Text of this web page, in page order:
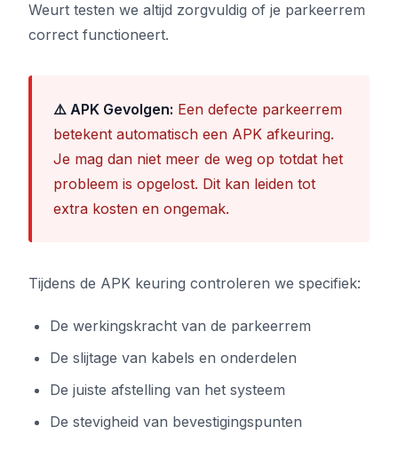
Weurt testen we altijd zorgvuldig of je parkeerrem
correct functioneert.
⚠️ APK Gevolgen: Een defecte parkeerrem
betekent automatisch een APK afkeuring.
Je mag dan niet meer de weg op totdat het
probleem is opgelost. Dit kan leiden tot
extra kosten en ongemak.
Tijdens de APK keuring controleren we specifiek:
De werkingskracht van de parkeerrem
De slijtage van kabels en onderdelen
De juiste afstelling van het systeem
De stevigheid van bevestigingspunten